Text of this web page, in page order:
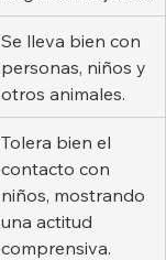
Se lleva bien con
personas, niños y
otros animales.
Tolera bien el
contacto con
niños, mostrando
una actitud
comprensiva.